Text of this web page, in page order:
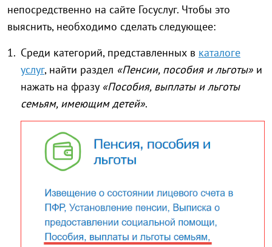
непосредственно на сайте Госуслуг. Чтобы это
выяснить, необходимо сделать следующее:
Среди категорий, представленных в каталоге
услуг, найти раздел «Пенсии, пособия и льготы» и
нажать на фразу «Пособия, выплаты и льготы
семьям, имеющим детей».